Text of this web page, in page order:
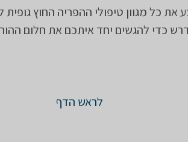
את כל מגוון טיפולי ההפריה החוץ
כדי להגשים יחד איתכם את חלום
לראש הדף